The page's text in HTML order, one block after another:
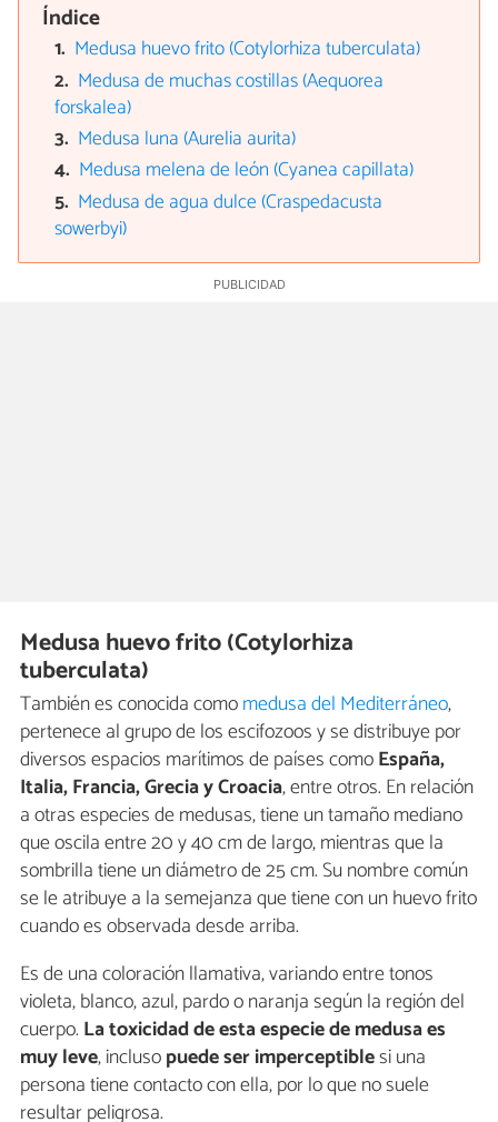
Índice
Medusa huevo frito (Cotylorhiza tuberculata)
Medusa de muchas costillas (Aequorea
forskalea)
Medusa luna (Aurelia aurita)
Medusa melena de león (Cyanea capillata)
Medusa de agua dulce (Craspedacusta
sowerbyi)
Medusa huevo frito (Cotylorhiza
tuberculata)
También es conocida comomedusa del Mediterráneo,
pertenece al grupo de los escifozoos y se distribuye por
diversos espacios marítimos de países comoEspaña,
Italia, Francia, Grecia y Croacia, entre otros. En relación
a otras especies de medusas, tiene un tamaño mediano
que oscila entre 20 y 40 cm de largo, mientras que la
sombrilla tiene un diámetro de 25 cm. Su nombre común
se le atribuye a la semejanza que tiene con un huevo frito
cuando es observada desde arriba.
Es de una coloración llamativa, variando entre tonos
violeta, blanco, azul, pardo o naranja según la región del
cuerpo. La toxicidad de esta especie de medusa es
muy leve, inclusopuede ser imperceptiblesi una
persona tiene contacto con ella, por lo que no suele
resultar peligrosa.